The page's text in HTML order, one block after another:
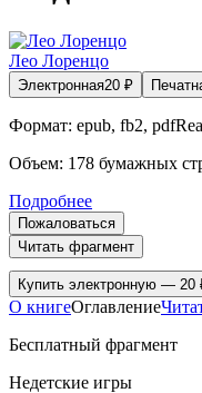
Лео Лоренцо
Электронная20 ₽
Формат: epub, fb2,
Объем: 178 бумажных
Подробнее
Пожаловаться
Читать фрагмент
Купить электронную — 20
О книгеОглавление
Бесплатный фрагмент
Недетские игры